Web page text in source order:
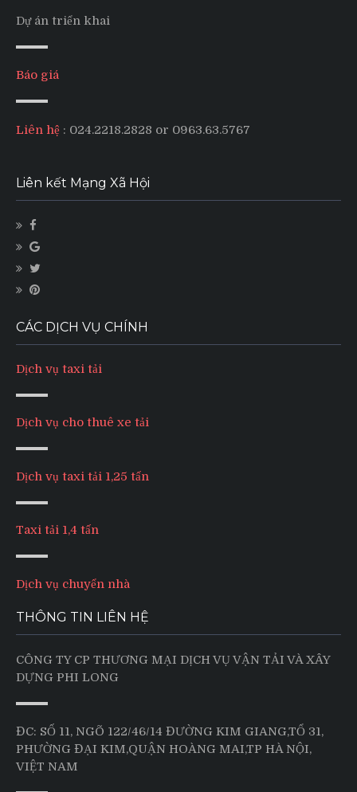
Dự án triển khai
Báo giá
Liên hệ : 024.2218.2828 or 0963.63.5767
Liên kết Mạng Xã Hội
CÁC DỊCH VỤ CHÍNH
Dịch vụ taxi tải
Dịch vụ cho thuê xe tải
Dịch vụ taxi tải 1,25 tấn
Taxi tải 1,4 tấn
Dịch vụ chuyển nhà
THÔNG TIN LIÊN HỆ
CÔNG TY CP THƯƠNG MẠI DỊCH VỤ VẬN TẢI VÀ XÂY
DỰNG PHI LONG
ĐC: SỐ 11, NGÕ 122/46/14 ĐƯỜNG KIM GIANG,TỔ 31,
PHƯỜNG ĐẠI KIM,QUẬN HOÀNG MAI,TP HÀ NỘI,
VIỆT NAM